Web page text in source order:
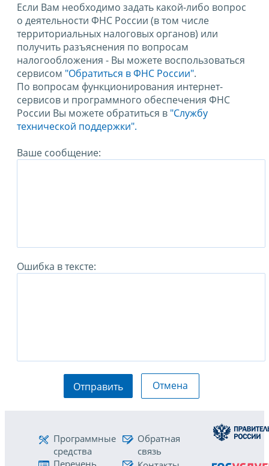
Если Вам необходимо задать какой-либо вопрос
о деятельности ФНС России (в том числе
территориальных налоговых органов) или
получить разъяснения по вопросам
налогообложения - Вы можете воспользоваться
сервисом "Обратиться в ФНС России".
По вопросам функционирования интернет-
сервисов и программного обеспечения ФНС
России Вы можете обратиться в "Службу
технической поддержки".
Ваше сообщение:
Ошибка в тексте:
Отправить Отмена
Программные
средства
Перечень
Обратная
связь